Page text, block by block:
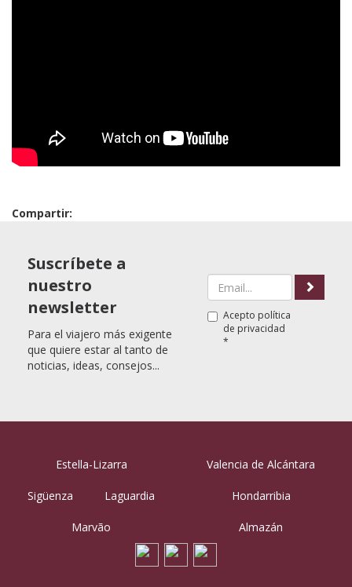
Compartir:
Suscríbete a
nuestro
newsletter
Para el viajero más exigente
que quiere estar al tanto de
noticias, ideas, consejos...
Acepto política
de privacidad
*
Estella-Lizarra
Sigüenza Laguardia
Marvão
Valencia de Alcántara
Hondarribia
Almazán